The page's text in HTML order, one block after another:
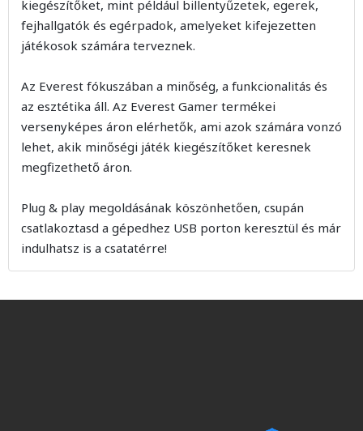
kiegészítőket, mint például billentyűzetek, egerek,
fejhallgatók és egérpadok, amelyeket kifejezetten
játékosok számára terveznek.
Az Everest fókuszában a minőség, a funkcionalitás és
az esztétika áll. Az Everest Gamer termékei
versenyképes áron elérhetők, ami azok számára vonzó
lehet, akik minőségi játék kiegészítőket keresnek
megfizethető áron.
Plug & play megoldásának köszönhetően, csupán
csatlakoztasd a gépedhez USB porton keresztül és már
indulhatsz is a csatatérre!